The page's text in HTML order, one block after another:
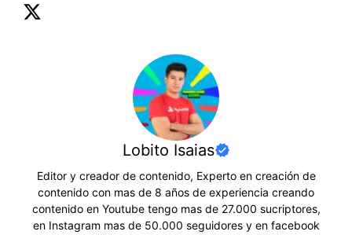
Lobito Isaias
Editor y creador de contenido, Experto en creación de
contenido con mas de 8 años de experiencia creando
contenido en Youtube tengo mas de 27.000 sucriptores,
en Instagram mas de 50.000 seguidores y en facebook